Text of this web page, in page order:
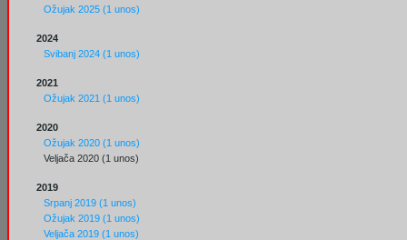
Ožujak 2025 (1 unos)
2024
Svibanj 2024 (1 unos)
2021
Ožujak 2021 (1 unos)
2020
Ožujak 2020 (1 unos)
Veljača 2020 (1 unos)
2019
Srpanj 2019 (1 unos)
Ožujak 2019 (1 unos)
Veljača 2019 (1 unos)